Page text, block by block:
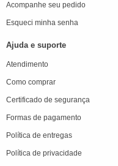
Acompanhe seu pedido
Esqueci minha senha
Ajuda e suporte
Atendimento
Como comprar
Certificado de segurança
Formas de pagamento
Política de entregas
Política de privacidade